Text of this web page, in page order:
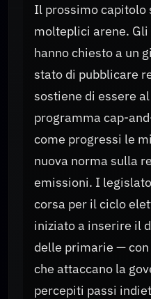
Il prossimo capitolo
molteplici arene.
hanno chiesto a un
stato di pubblicare
sostiene di essere
programma cap-
come progressi le
nuova norma sulla
emissioni. I
corsa per il ciclo
iniziato a inserire il
delle primarie —
che attaccano la
percepiti passi